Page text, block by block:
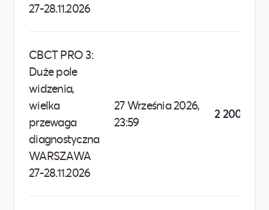
27-28.11.2026
CBCT PRO 3:
Duże pole
widzenia,
wielka
przewaga
diagnostyczna
WARSZAWA
27-28.11.2026
27 Września 2026,
23:59
2 200,00 zł